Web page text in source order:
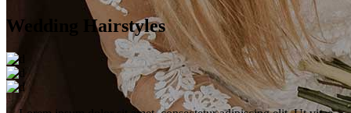
Wedding Hairstyles